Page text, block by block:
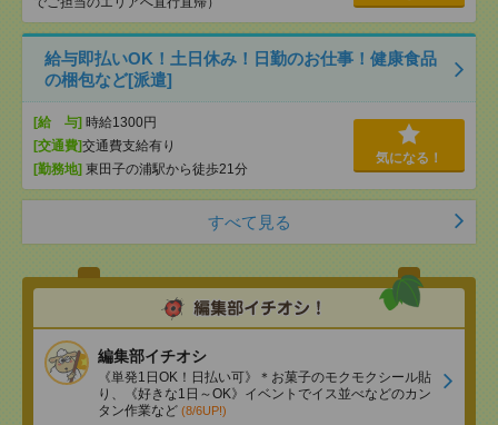
給与即払いOK！土日休み！日勤のお仕事！健康食品
の梱包など[派遣]
[給 与] 時給1300円
[交通費]交通費支給有り
[勤務地] 東田子の浦駅から徒歩21分
気になる！
すべて見る
編集部イチオシ
《単発1日OK！日払い可》＊お菓子のモクモクシール貼
り、《好きな1日～OK》イベントでイス並べなどのカン
タン作業など (8/6UP!)